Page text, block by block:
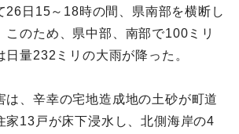
26日15～18時の間、県南部を横断し
このため、県中部、南部で100ミリ
日量232ミリの大雨が降った。
は、辛幸の宅地造成地の土砂が町道
家13戸が床下浸水し、北側海岸の4